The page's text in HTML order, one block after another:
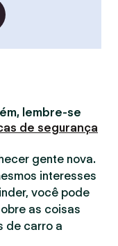
lembre-se
de segurança
gente nova.
interesses
você pode
as coisas
de carro a